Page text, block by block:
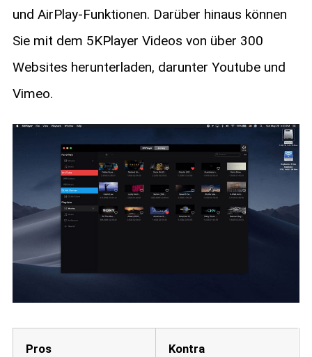
und AirPlay-Funktionen. Darüber hinaus können
Sie mit dem 5KPlayer Videos von über 300
Websites herunterladen, darunter Youtube und
Vimeo.
Pros Kontra